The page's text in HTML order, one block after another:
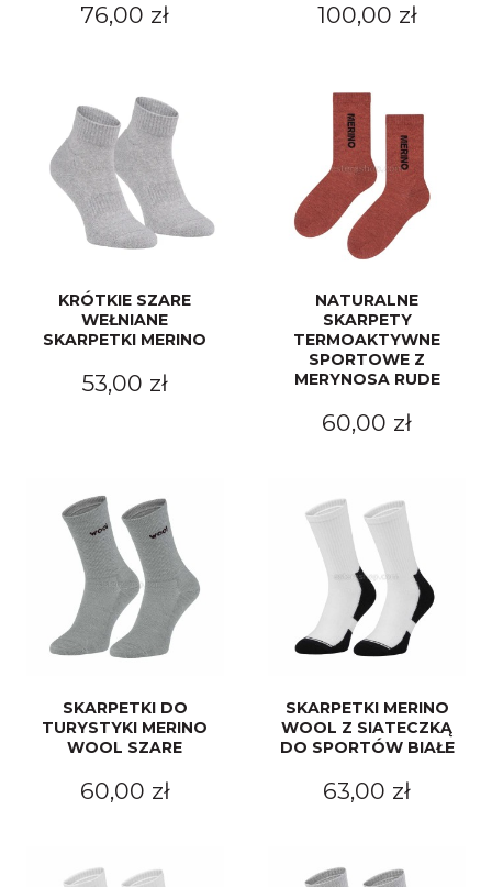
76,00 zł 100,00 zł
KRÓTKIE SZARE
WEŁNIANE
SKARPETKI MERINO
53,00 zł
NATURALNE
SKARPETY
TERMOAKTYWNE
SPORTOWE Z
MERYNOSA RUDE
60,00 zł
SKARPETKI DO
TURYSTYKI MERINO
WOOL SZARE
60,00 zł
SKARPETKI MERINO
WOOL Z SIATECZKĄ
DO SPORTÓW BIAŁE
63,00 zł